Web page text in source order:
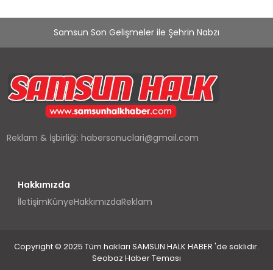
Samsun Son Gelişmeler ile Şehrin Nabzı
Reklam & İşbirliği:habersonuclari@gmail.com
Hakkımızda
İletişimKünyeHakkımızdaReklam
Copyright © 2025 Tüm hakları SAMSUN HALK HABER 'de saklıdır.
Seobaz Haber Teması